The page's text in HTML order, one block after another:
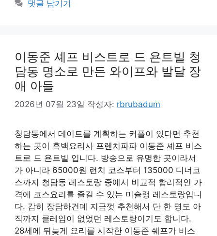
리
댓글 남기기
이동준 셰프 비스트로 드 욘트빌 청
담동 명소로 만든 와이프와 발달 장
애 아들
2026년 07월 23일 작성자: rbrubadum
청담동에서 데이트를 계획하는 커플이 있다면 추천
하는 곳이 흑백요리사 프렌치파파 이동준 셰프 비스
트로 드 욘트빌 입니다. 방송으로 유명한 곳이라서
가 아니라 65000원 런치 코스부터 135000 디너코
스까지 청담동 레스토랑 중에서 비교적 합리적인 가
격에 코스요리를 즐길 수 있는 미슐랭 레스토랑입니
다. 감히 장담하건데 지금껏 추천해서 단 한 명도 아
직까지 클레임이 없었던 레스토랑이기도 합니다.
28세에 뒤늦게 요리를 시작한 이동준 쉐프가 비스